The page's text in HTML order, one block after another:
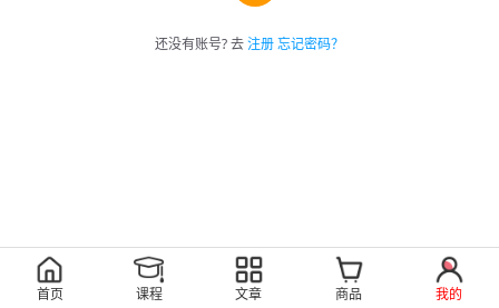
还没有账号? 去注册忘记密码？
首页 课程 文章 商品 我的